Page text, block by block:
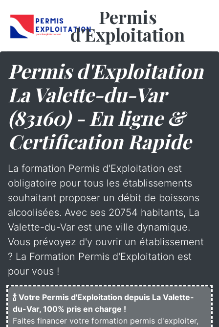
Permis
d'Exploitation
Permis d'Exploitation
La Valette-du-Var
(83160) - En ligne &
Certification Rapide
La formation Permis d'Exploitation est
obligatoire pour tous les établissements
souhaitant proposer un débit de boissons
alcoolisées. Avec ses 20754 habitants, La
Valette-du-Var est une ville dynamique.
Vous prévoyez d'y ouvrir un établissement
? La Formation Permis d'Exploitation est
pour vous !
🍾 Votre Permis d'Exploitation depuis La Valette-
du-Var, 100% pris en charge !
Faites financer votre formation permis d'exploiter,